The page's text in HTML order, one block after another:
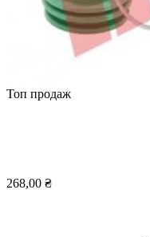
Топ продаж
268,00 ₴